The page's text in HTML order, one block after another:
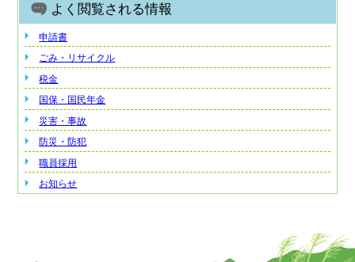
よく閲覧される情報
申請書
ごみ・リサイクル
税金
国保・国民年金
災害・事故
防災・防犯
職員採用
お知らせ